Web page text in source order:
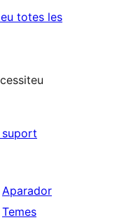
totes lesressenyes
Aparador
Temes